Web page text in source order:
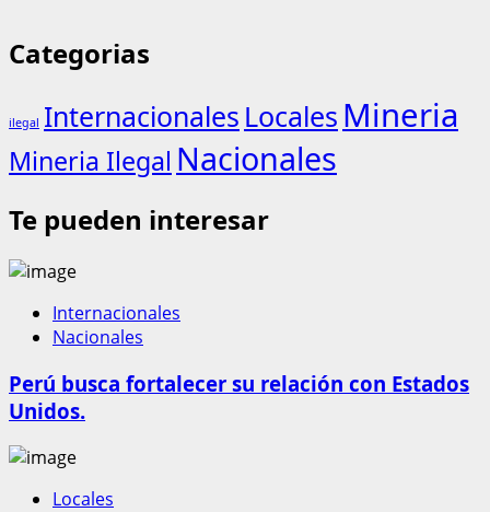
Categorias
ilegal Internacionales Locales Mineria
Mineria Ilegal Nacionales
Te pueden interesar
Internacionales
Nacionales
Perú busca fortalecer su relación con Estados
Unidos.
Locales